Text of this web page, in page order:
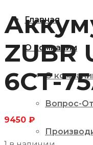
Главная
О компании
О
Вопрос-
ZUBR
6СТ-
9450 ₽